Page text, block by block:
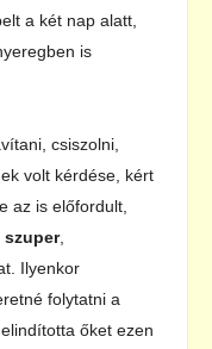
a két nap alatt,
is
csiszolni,
volt kérdése, kért
az is előfordult,
szuper,
Ilyenkor
folytatni a
őket ezen